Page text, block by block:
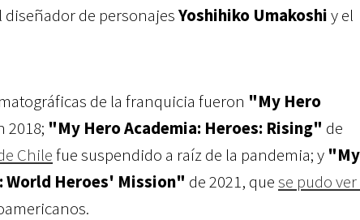
diseñador de personajesYoshihiko Umakoshiy el
de la franquicia fueron "My Hero
2018; "My Hero Academia: Heroes: Rising" de
Chilefue suspendido a raíz de la pandemia; y "My
World Heroes' Mission" de 2021, quese pudo ver